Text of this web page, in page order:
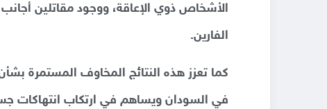
الأشخاص ذوي الإعاقة، ووجود مقاتلين
الفارين.
كما تعزز هذه النتائج المخاوف المستمرة
في السودان ويساهم في ارتكاب انتهاكات